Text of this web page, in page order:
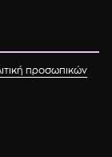
προσωπικών